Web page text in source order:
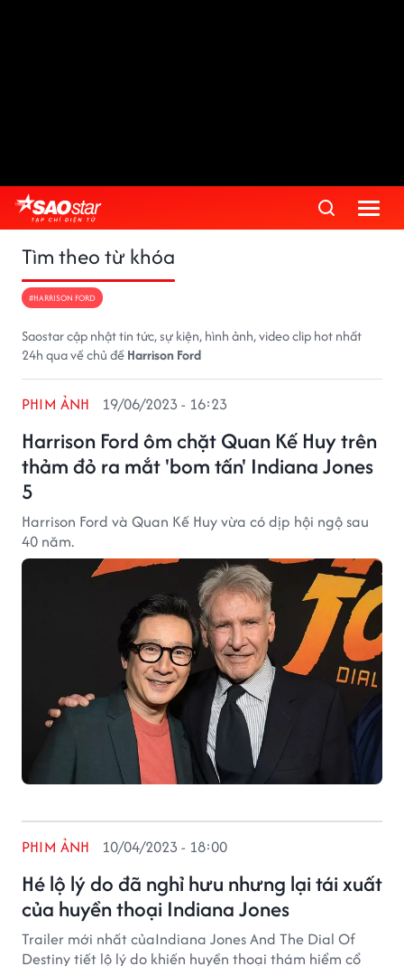
Tìm theo từ khóa
#HARRISON FORD
Saostar cập nhật tin tức, sự kiện, hình ảnh, video clip hot nhất
24h qua về chủ đềHarrison Ford
Harrison Ford ôm chặt Quan Kế Huy trên
thảm đỏ ra mắt 'bom tấn' Indiana Jones
5
PHIM ẢNH 19/06/2023 - 16:23
Harrison Ford và Quan Kế Huy vừa có dịp hội ngộ sau
40 năm.
Hé lộ lý do đã nghỉ hưu nhưng lại tái xuất
của huyền thoại Indiana Jones
PHIM ẢNH 10/04/2023 - 18:00
Trailer mới nhất củaIndiana Jones And The Dial Of
Destiny tiết lộ lý do khiến huyền thoại thám hiểm cổ